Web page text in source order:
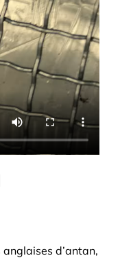
anglaises d’antan,